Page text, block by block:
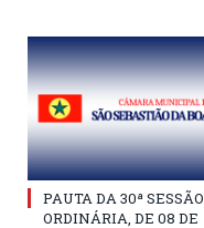
PAUTA DA 30ª SESSÃO
ORDINÁRIA, DE 08 DE